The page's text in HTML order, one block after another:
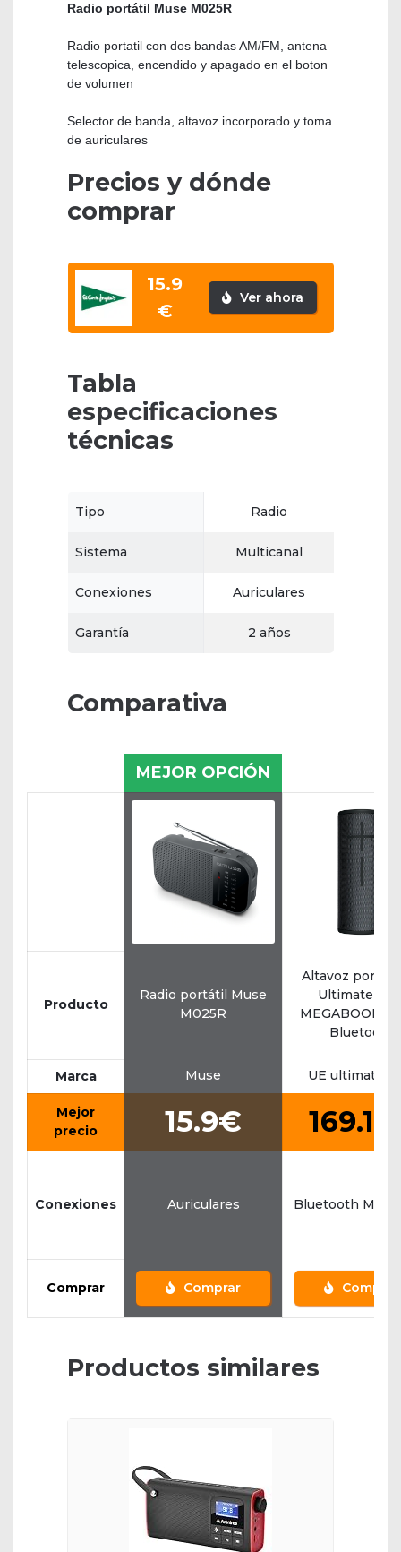
Radio portátil Muse M025R
Radio portatil con dos bandas AM/FM, antena
telescopica, encendido y apagado en el boton
de volumen
Selector de banda, altavoz incorporado y toma
de auriculares
Precios y dónde
comprar
15.9
€
Ver ahora
Tabla
especificaciones
técnicas
Tipo Radio
Sistema Multicanal
Conexiones Auriculares
Garantía 2 años
Comparativa
MEJOR OPCIÓN
Producto
Radio portátil Muse
M025R
Altavoz portátil
Ultimate
MEGABOOM 3
Bluetooth
Marca Muse UE ultimate
Mejor
precio
15.9€
Conexiones Auriculares Bluetooth Micro
Comprar Comprar Comprar
Productos similares